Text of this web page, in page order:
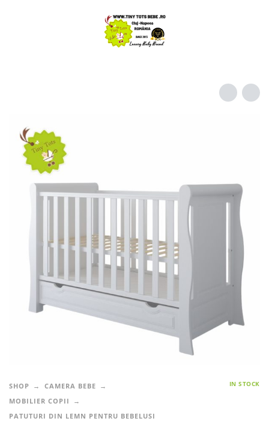
SHOP
CAMERA BEBE
MOBILIER COPII
PATUTURI DIN LEMN PENTRU BEBELUSI
IN STOCK